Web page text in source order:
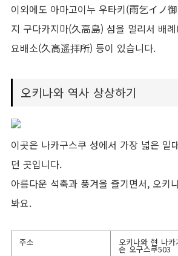
이외에도 아마고이누 우타키(雨乞イノ
지 구다카지마(久高島) 섬을 멀리서 배
요배소(久高遥拝所) 등이 있습니다.
오키나와 역사 상상하기
이곳은 나카구스쿠 성에서 가장 넓은 일
던 곳입니다.
아름다운 석축과 풍겨을 즐기면서, 오키
봐요.
주소 오키나와 현 나
손 오구스쿠503